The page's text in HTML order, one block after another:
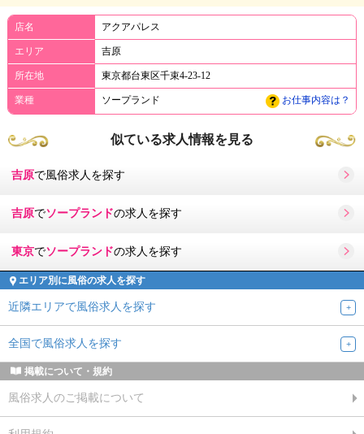
店名 アクアパレス
エリア 吉原
所在地 東京都台東区千束4-23-12
業種 ソープランド お仕事内容は？
似ている求人情報を見る
吉原で風俗求人を探す
吉原でソープランドの求人を探す
東京でソープランドの求人を探す
エリア別に風俗の求人を探す
近隣エリアで風俗求人を探す
全国で風俗求人を探す
掲載について・規約
風俗求人のご掲載について